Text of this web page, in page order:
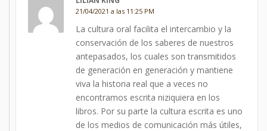
21/04/2021 a las 11:25 PM
La cultura oral facilita el intercambio y la
conservación de los saberes de nuestros
antepasados, los cuales son transmitidos
de generación en generación y mantiene
viva la historia real que a veces no
encontramos escrita niziquiera en los
libros. Por su parte la cultura escrita es uno
de los medios de comunicación más útiles,